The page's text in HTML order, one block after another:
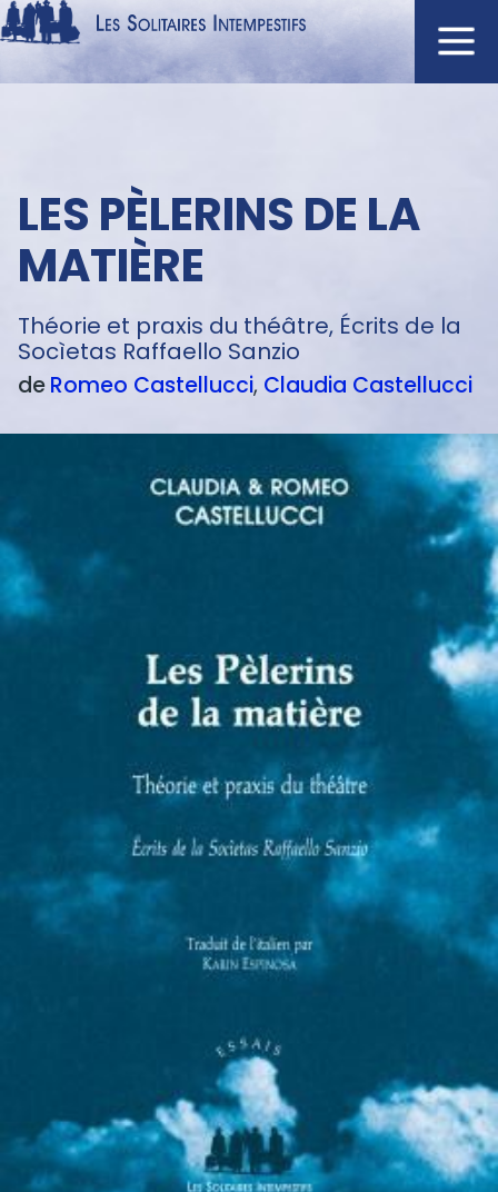
Aller
au
principal
Navigation
NOUVEAUTÉS
AUTEURS
À L'AFFICHE
CATALOGUE
DISTINCTIONS
CRITIQUES
PODCASTS
texte
LES PÈLERINS DE LA
MATIÈRE
Théorie et praxis du théâtre, Écrits de la
Socìetas Raffaello Sanzio
deRomeo Castellucci Claudia Castellucci